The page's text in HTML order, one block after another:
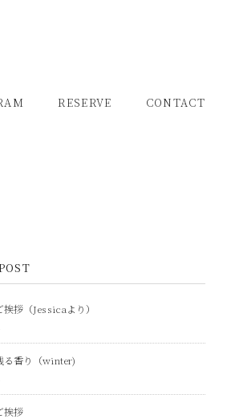
RESERVE CONTACT
拶（Jessicaより）
る香り（winter)
挨拶